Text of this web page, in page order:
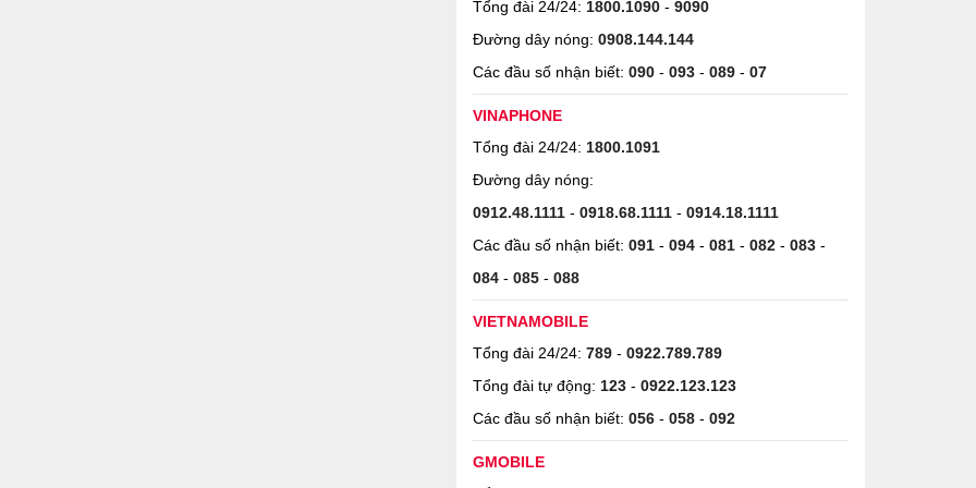
Tổng đài 24/24: 1800.1090 - 9090
Đường dây nóng: 0908.144.144
Các đầu số nhận biết: 090 - 093 - 089 - 07
VINAPHONE
Tổng đài 24/24: 1800.1091
Đường dây nóng:
0912.48.1111 - 0918.68.1111 - 0914.18.1111
Các đầu số nhận biết: 091 - 094 - 081 - 082 - 083 -
084 - 085 - 088
VIETNAMOBILE
Tổng đài 24/24: 789 - 0922.789.789
Tổng đài tự động: 123 - 0922.123.123
Các đầu số nhận biết: 056 - 058 - 092
GMOBILE